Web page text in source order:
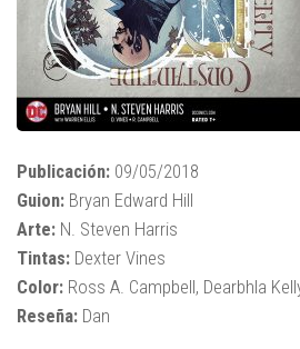
Publicación: 09/05/2018
Guion: Bryan Edward Hill
Arte: N. Steven Harris
Tintas: Dexter Vines
Color: Ross A. Campbell, Dearbhla
Reseña: Dan